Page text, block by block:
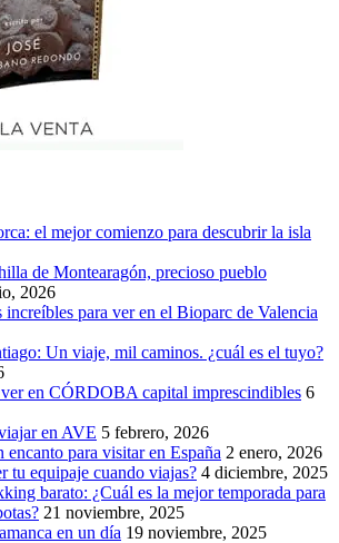
el mejor comienzo para descubrir la isla
de Montearagón, precioso pueblo
2026
increíbles para ver en el Bioparc de Valencia
Un viaje, mil caminos. ¿cuál es el tuyo?
ver en CÓRDOBA capital imprescindibles 6
en AVE 5 febrero, 2026
encanto para visitar en España 2 enero, 2026
tu equipaje cuando viajas? 4 diciembre, 2025
barato: ¿Cuál es la mejor temporada para
21 noviembre, 2025
en un día 19 noviembre, 2025